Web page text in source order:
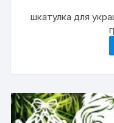
шкатулка для